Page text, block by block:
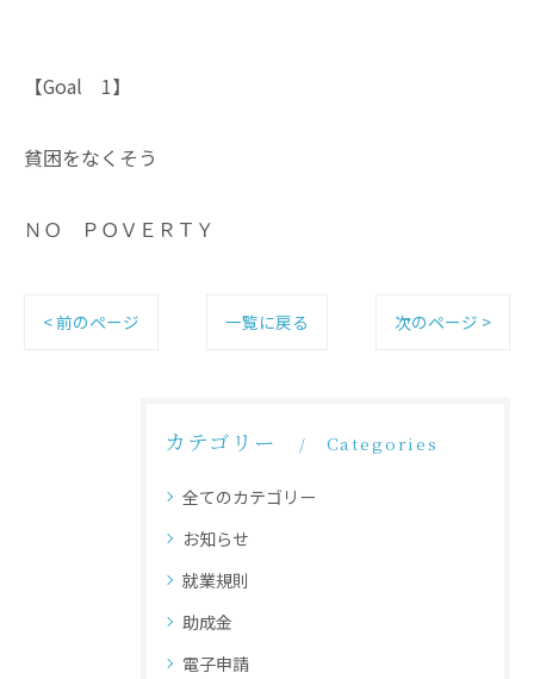
【Goal 1】
貧困をなくそう
ＮＯ ＰＯＶＥＲＴＹ
< 前のページ 一覧に戻る 次のページ >
カテゴリー Categories
全てのカテゴリー
お知らせ
就業規則
助成金
電子申請